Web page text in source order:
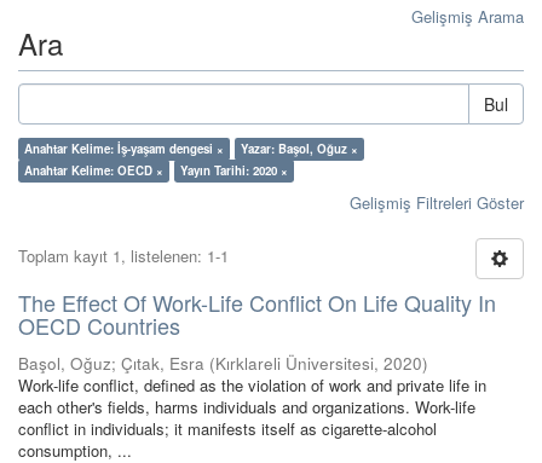
Gelişmiş Arama
Ara
Bul
Anahtar Kelime: İş-yaşam dengesi ×
Yazar: Başol, Oğuz ×
Anahtar Kelime: OECD ×
Yayın Tarihi: 2020 ×
Gelişmiş Filtreleri Göster
Toplam kayıt 1, listelenen: 1-1
The Effect Of Work-Life Conflict On Life Quality In
OECD Countries
Başol, Oğuz; Çıtak, Esra (Kırklareli Üniversitesi, 2020)
Work-life conflict, defined as the violation of work and private life in
each other's fields, harms individuals and organizations. Work-life
conflict in individuals; it manifests itself as cigarette-alcohol
consumption, ...